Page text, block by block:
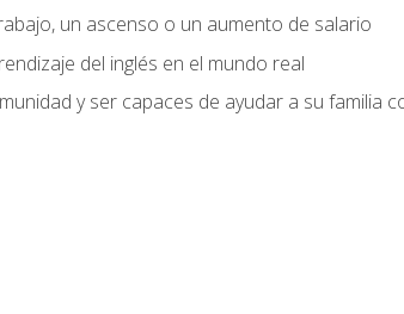
un ascenso o un aumento de salario
del inglés en el mundo real
y ser capaces de ayudar a su familia